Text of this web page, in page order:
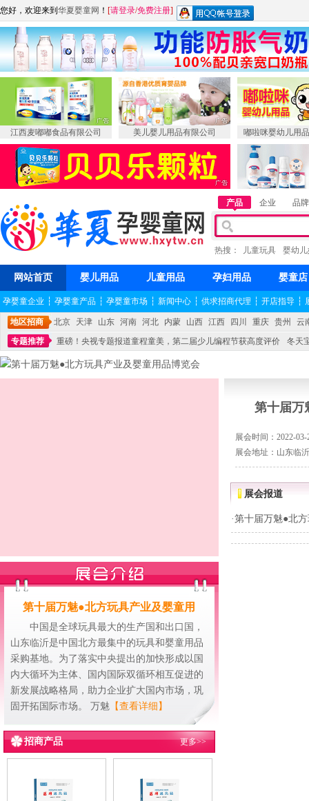
您好，欢迎来到 华夏婴童网 ！ [请登录/免费注册]
江西麦嘟嘟食品有限公司 美儿婴儿用品有限公司 嘟啦咪婴幼儿用
产品 企业 品牌
热搜： 儿童玩具 婴幼
网站首页 婴儿用品 儿童用品 孕妇用品 婴童店
孕婴童企业 ┆ 孕婴童产品 ┆ 孕婴童市场 ┆ 新闻中心 ┆ 供求招商代理 ┆ 开店指导 ┆
地区招商 北京 天津 山东 河南 河北 内蒙 山西 江西 四川 重庆 贵州
云
专题推荐
重磅！央视专题报道童程童美，第二届少儿编程节获高度评价
冬天
不能再单纯地销售产品,而要向增强服务转型,毕竟母婴产品比较特殊。”
第十届万魅●北方玩具产业及婴童用
中国是全球玩具最大的生产国和出口国，
山东临沂是中国北方最集中的玩具和婴童用品
采购基地。为了落实中央提出的加快形成以国
内大循环为主体、国内国际双循环相互促进的
新发展战略格局，助力企业扩大国内市场，巩
固开拓国际市场。 万魅 【查看详细】
招商产品 更多>>
第十届万
展会时间：2022-03-
展会地址：山东临
展会报道
·第十届万魅●北